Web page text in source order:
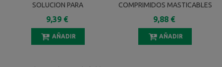
SOLUCION PARA
PULVERIZACION CUTANEA 1
ENVASE 60 Ml
9,39 €
AÑADIR
COMPRIMIDOS MASTICABLES
9,88 €
AÑADIR